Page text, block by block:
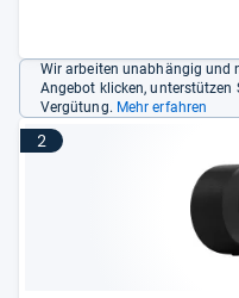
Wir arbeiten unabhängig und
Angebot klicken, unterstützen
Vergütung. Mehr erfahren
2